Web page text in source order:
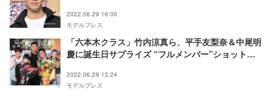
2022.06.29 16:00
モデルプレス
「六本木クラス」竹内涼真ら、平手友梨奈＆中尾明
慶に誕生日サプライズ “フルメンバー”ショットに
2022.06.29 13:24
モデルプレス